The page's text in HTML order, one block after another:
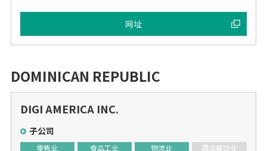
网址
DOMINICAN REPUBLIC
DIGI AMERICA INC.
子公司
零售业 食品工业 物流业 酒店餐饮业